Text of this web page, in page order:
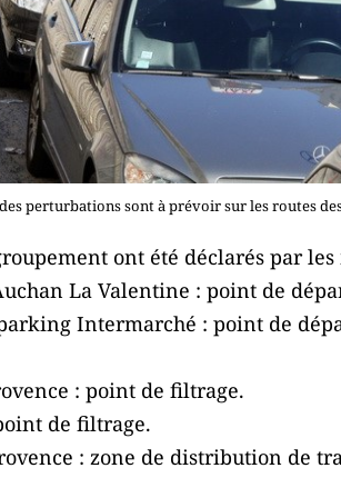
perturbations sont à prévoir sur les routes
ont été déclarés par
La Valentine : point de
Intermarché : point de
: point de filtrage.
de filtrage.
: zone de distribution de